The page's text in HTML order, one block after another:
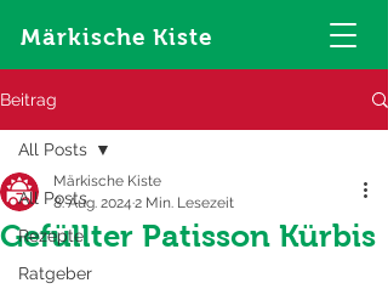
Märkische Kiste
Beitrag
All Posts
Rezepte
Ratgeber
All Posts
Gefüllter Patisson Kürbis
Märkische Kiste
8. Aug. 2024 2 Min. Lesezeit